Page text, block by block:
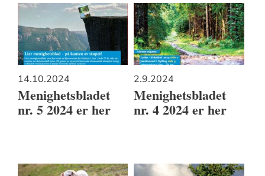
14.10.2024
Menighetsbladet
nr. 5 2024 er her
2.9.2024
Menighetsbladet
nr. 4 2024 er her